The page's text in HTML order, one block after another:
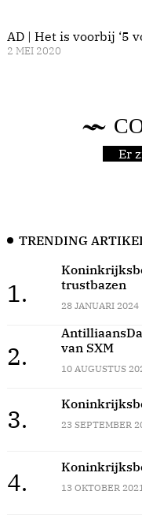
AD | Het is voorbij ‘5
2 MEI 2020
Er
TRENDING
1.
trustbazen
28 JANUARI 2024
2.
van SXM
10 AUGUSTUS
3. 23 SEPTEMBER
4. 13 OKTOBER 2021